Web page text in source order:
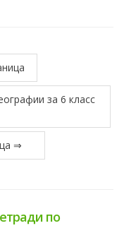
за 6 класс
⇒
по